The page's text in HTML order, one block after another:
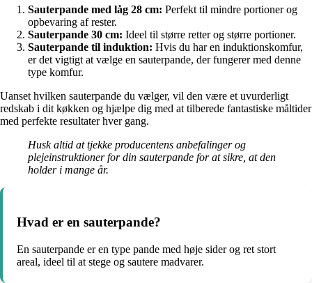
Sauterpande med låg 28 cm: Perfekt til mindre portioner og
opbevaring af rester.
Sauterpande 30 cm: Ideel til større retter og større portioner.
Sauterpande til induktion: Hvis du har en induktionskomfur,
er det vigtigt at vælge en sauterpande, der fungerer med denne
type komfur.
Uanset hvilken sauterpande du vælger, vil den være et uvurderligt
redskab i dit køkken og hjælpe dig med at tilberede fantastiske måltider
med perfekte resultater hver gang.
Husk altid at tjekke producentens anbefalinger og
plejeinstruktioner for din sauterpande for at sikre, at den
holder i mange år.
Hvad er en sauterpande?
En sauterpande er en type pande med høje sider og ret stort
areal, ideel til at stege og sautere madvarer.